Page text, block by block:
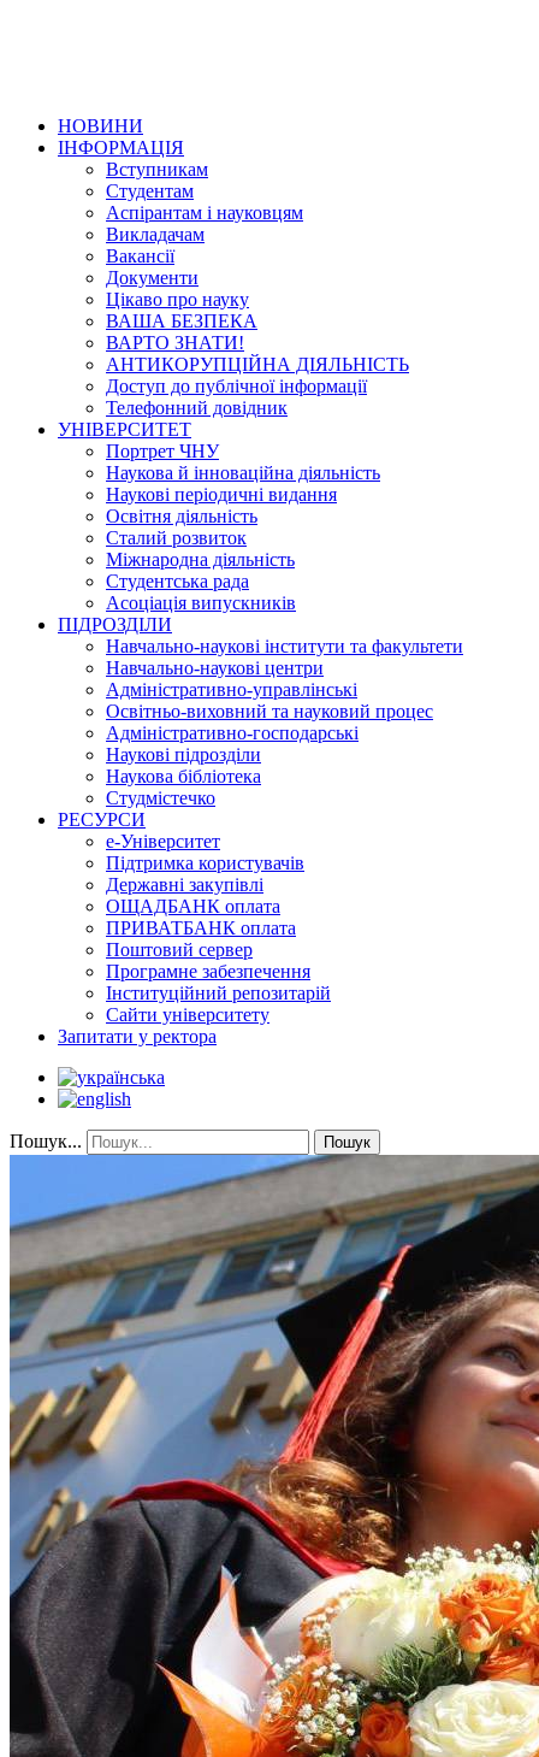
НОВИНИ
ІНФОРМАЦІЯ
Вступникам
Студентам
Аспірантам і науковцям
Викладачам
Вакансії
Документи
Цікаво про науку
ВАША БЕЗПЕКА
ВАРТО ЗНАТИ!
АНТИКОРУПЦІЙНА ДІЯЛЬНІСТЬ
Доступ до публічної інформації
Телефонний довідник
УНІВЕРСИТЕТ
Портрет ЧНУ
Наукова й інноваційна діяльність
Наукові періодичні видання
Освітня діяльність
Сталий розвиток
Міжнародна діяльність
Студентська рада
Асоціація випускників
ПІДРОЗДІЛИ
Навчально-наукові інститути та факультети
Навчально-наукові центри
Адміністративно-управлінські
Освітньо-виховний та науковий процес
Адміністративно-господарські
Наукові підрозділи
Наукова бібліотека
Студмістечко
РЕСУРСИ
е-Університет
Підтримка користувачів
Державні закупівлі
ОЩАДБАНК оплата
ПРИВАТБАНК оплата
Поштовий сервер
Програмне забезпечення
Інституційний репозитарій
Сайти університету
Запитати у ректора
Пошук... Пошук